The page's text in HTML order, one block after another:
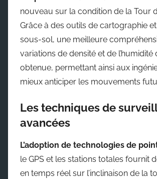
nouveau sur la condition de la Tour
Grâce à des outils de cartographie et
sous-sol, une meilleure
variations de densité et de l’humidité
obtenue, permettant ainsi aux
mieux anticiper les mouvements
Les techniques de
avancées
L’adoption de technologies de
le GPS et les stations totales fournit
en temps réel sur l’inclinaison de la